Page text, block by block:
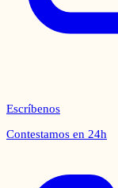
Escríbenos
Contestamos en 24h